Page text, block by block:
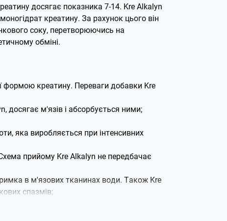
досягає показника 7-14. Kre Alkalyn
креатину. За рахунок цього він
соку, перетворюючись на
обміні.
формою креатину. Переваги добавки Kre
досягає м'язів і абсорбується ними;
яка виробляється при інтенсивних
прийому Kre Alkalyn не передбачає
в м'язових тканинах води. Також Kre
спазмів;